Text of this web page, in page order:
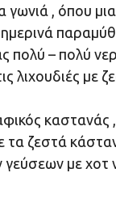
γωνιά , όπου
πολύ – πολύ
λιχουδιές με
καστανάς
τα ζεστά
γεύσεων με χοτ